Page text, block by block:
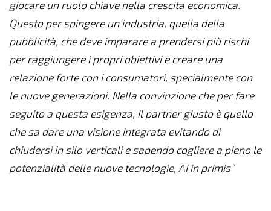
giocare un ruolo chiave nella crescita economica.
Questo per spingere un’industria, quella della
pubblicità, che deve imparare a prendersi più rischi
per raggiungere i propri obiettivi e creare una
relazione forte con i consumatori, specialmente con
le nuove generazioni. Nella convinzione che per fare
seguito a questa esigenza, il partner giusto è quello
che sa dare una visione integrata evitando di
chiudersi in silo verticali e sapendo cogliere a pieno le
potenzialità delle nuove tecnologie, AI in primis”